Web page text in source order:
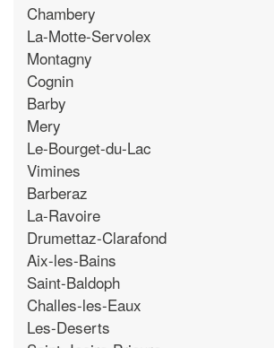
Chambery
La-Motte-Servolex
Montagny
Cognin
Barby
Mery
Le-Bourget-du-Lac
Vimines
Barberaz
La-Ravoire
Drumettaz-Clarafond
Aix-les-Bains
Saint-Baldoph
Challes-les-Eaux
Les-Deserts